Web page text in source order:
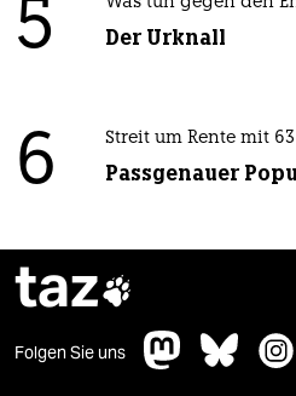
5 Der Urknall
6 Streit um Rente mit 63
Passgenauer
taz
Folgen Sie uns